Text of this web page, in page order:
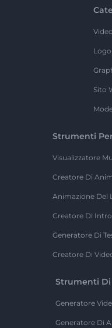
Video
Logo
Sito
Strumenti
Visualizzatore
Creatore Di
Animazione Del
Creatore Di
Generatore Di
Creatore Di
Strumenti
Generatore
Generatore Di